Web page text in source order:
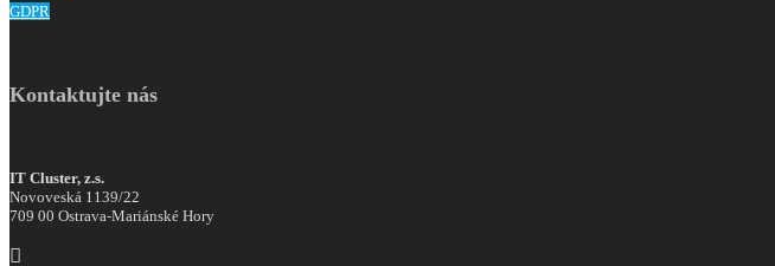
GDPR
Kontaktujte nás
IT Cluster, z.s.
Novoveská 1139/22
709 00 Ostrava-Mariánské Hory
